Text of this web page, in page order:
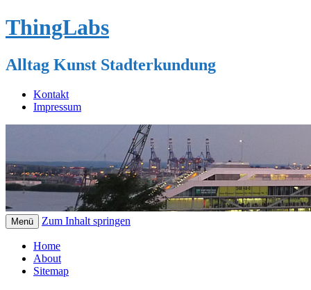
ThingLabs
Alltag Kunst Stadterkundung
Kontakt
Impressum
Menü Zum Inhalt springen
Home
About
Sitemap